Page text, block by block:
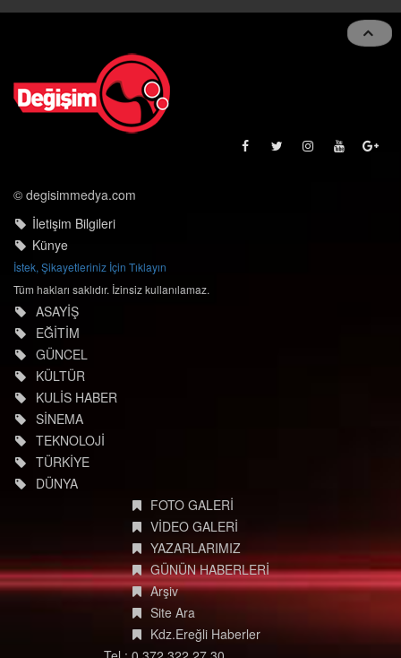
© degisimmedya.com
İletişim Bilgileri
Künye
İstek, Şikayetleriniz İçin Tıklayın
Tüm hakları saklıdır. İzinsiz kullanılamaz.
ASAYİŞ
EĞİTİM
GÜNCEL
KÜLTÜR
KULİS HABER
SİNEMA
TEKNOLOJİ
TÜRKİYE
DÜNYA
FOTO GALERİ
VİDEO GALERİ
YAZARLARIMIZ
GÜNÜN HABERLERİ
Arşiv
Site Ara
Kdz.Ereğli Haberler
Tel : 0 372 322 27 30